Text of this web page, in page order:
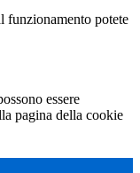
funzionamento potete
essere
pagina della cookie